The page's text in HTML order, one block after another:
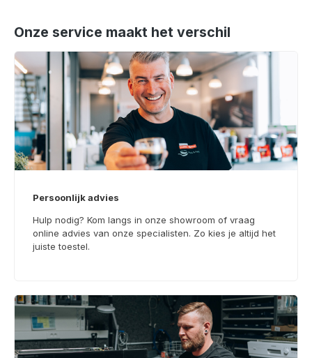
Onze service maakt het verschil
Persoonlijk advies
Hulp nodig? Kom langs in onze showroom of vraag
online advies van onze specialisten. Zo kies je altijd het
juiste toestel.